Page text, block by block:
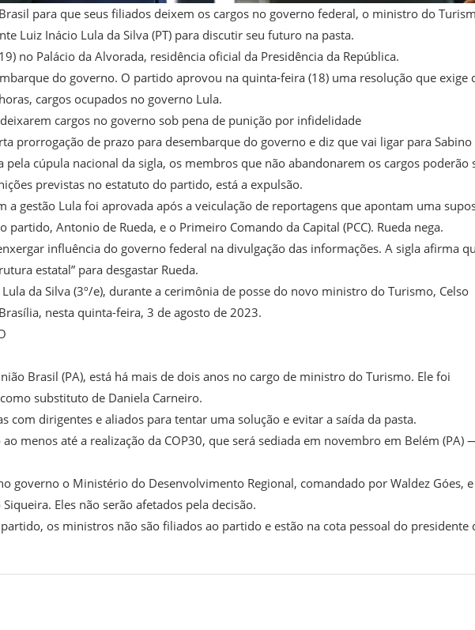
para que seus filiados deixem os cargos no governo federal, o ministro do
Luiz Inácio Lula da Silva (PT) para discutir seu futuro na pasta.
no Palácio da Alvorada, residência oficial da Presidência da República.
do governo. O partido aprovou na quinta-feira (18) uma resolução que exige
cargos ocupados no governo Lula.
cargos no governo sob pena de punição por infidelidade
prorrogação de prazo para desembarque do governo e diz que vai ligar para Sabino
pela cúpula nacional da sigla, os membros que não abandonarem os cargos poderão
previstas no estatuto do partido, está a expulsão.
a gestão Lula foi aprovada após a veiculação de reportagens que apontam uma
Antonio de Rueda, e o Primeiro Comando da Capital (PCC). Rueda nega.
influência do governo federal na divulgação das informações. A sigla afirma
estatal” para desgastar Rueda.
da Silva (3º/e), durante a cerimônia de posse do novo ministro do Turismo, Celso
nesta quinta-feira, 3 de agosto de 2023.
Brasil (PA), está há mais de dois anos no cargo de ministro do Turismo. Ele foi
substituto de Daniela Carneiro.
com dirigentes e aliados para tentar uma solução e evitar a saída da pasta.
menos até a realização da COP30, que será sediada em novembro em Belém (PA)
governo o Ministério do Desenvolvimento Regional, comandado por Waldez Góes,
Eles não serão afetados pela decisão.
os ministros não são filiados ao partido e estão na cota pessoal do presidente